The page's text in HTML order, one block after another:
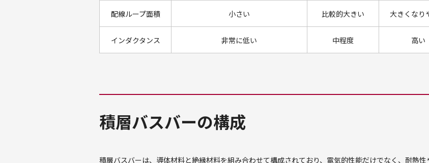
配線ループ面積 小さい 比較的大きい 大きくなり
インダクタンス 非常に低い 中程度 高い
積層バスバーの構成
積層バスバーは、導体材料と絶縁材料を組み合わせて構成されており、電気的性能だけでなく、耐熱性